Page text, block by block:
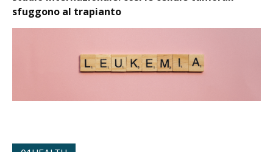
sfuggono al trapianto